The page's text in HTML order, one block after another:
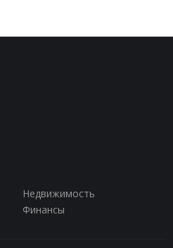
Недвижимость
Финансы